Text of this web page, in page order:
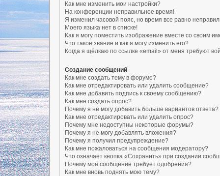
Как мне изменить мои настройки?
На конференции неправильное время!
Я изменил часовой пояс, но время все равно
Моего языка нет в списке!
Как я могу поместить изображение вместе со своим
Что такое звание и как я могу изменить его?
Когда я щёлкаю по ссылке «email» от меня требуют
Создание сообщений
Как мне создать тему в форуме?
Как мне отредактировать или удалить сообщение?
Как мне добавить подпись к своему сообщению?
Как мне создать опрос?
Почему я не могу добавить больше вариантов ответа?
Как мне отредактировать или удалить опрос?
Почему мне недоступны некоторые форумы?
Почему я не могу добавлять вложения?
Почему я получил предупреждение?
Как мне пожаловаться на сообщения модератору?
Что означает кнопка «Сохранить» при создании
Почему моё сообщение требует одобрения?
Как мне вновь поднять мою тему?